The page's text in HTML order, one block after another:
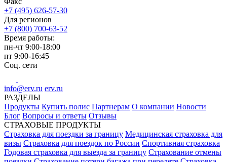
+7 (495) 626-57-30
Для регионов
+7 (800) 700-63-52
Время работы:
пн-чт 9:00-18:00
пт 9:00-16:45
Соц. сети
info@erv.ru erv.ru
РАЗДЕЛЫ
Продукты Купить полис Партнерам О компании Новости
Блог Вопросы и ответы Отзывы
СТРАХОВЫЕ ПРОДУКТЫ
Страховка для поездки за границу Медицинская страховка для
визы Страховка для поездок по России Спортивная страховка
Годовая страховка для выезда за границу Страхование отмены